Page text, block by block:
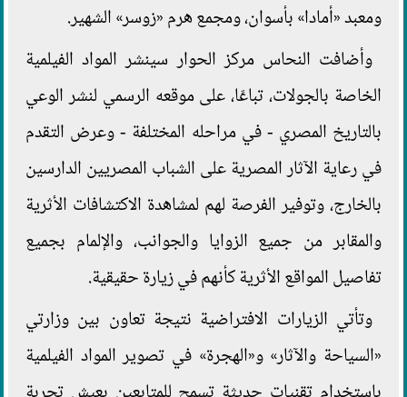
ومعبد «أمادا» بأسوان، ومجمع هرم «زوسر» الشهير.
وأضافت النحاس مركز الحوار سينشر المواد الفيلمية
الخاصة بالجولات، تباعًا، على موقعه الرسمي لنشر الوعي
بالتاريخ المصري - في مراحله المختلفة - وعرض التقدم
في رعاية الآثار المصرية على الشباب المصريين الدارسين
بالخارج، وتوفير الفرصة لهم لمشاهدة الاكتشافات الأثرية
والمقابر من جميع الزوايا والجوانب، والإلمام بجميع
تفاصيل المواقع الأثرية كأنهم في زيارة حقيقية.
وتأتي الزيارات الافتراضية نتيجة تعاون بين وزارتي
«السياحة والآثار» و«الهجرة» في تصوير المواد الفيلمية